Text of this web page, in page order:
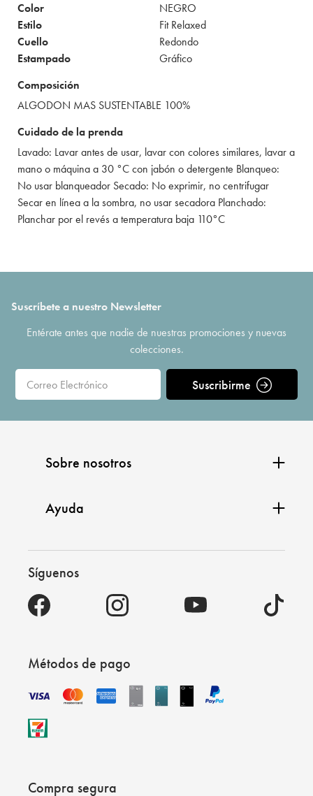
Color
NEGRO
Estilo
Fit Relaxed
Cuello
Redondo
Estampado
Gráfico
Composición
ALGODON MAS SUSTENTABLE 100%
Cuidado de la prenda
Lavado: Lavar antes de usar, lavar con colores similares, lavar a
mano o máquina a 30 °C con jabón o detergente Blanqueo:
No usar blanqueador Secado: No exprimir, no centrifugar
Secar en línea a la sombra, no usar secadora Planchado:
Planchar por el revés a temperatura baja 110°C
Suscríbete a nuestro Newsletter
Entérate antes que nadie de nuestras promociones y nuevas
colecciones.
Suscribirme
Sobre nosotros
Ayuda
Síguenos
Métodos de pago
Compra segura